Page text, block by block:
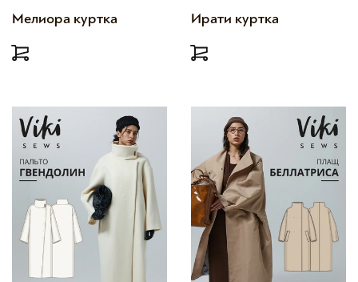
Мелиора куртка Ирати куртка